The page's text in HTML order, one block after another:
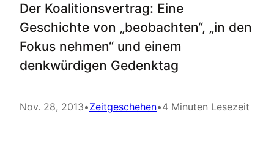
Der Koalitionsvertrag: Eine
Geschichte von „beobachten“, „in den
Fokus nehmen“ und einem
denkwürdigen Gedenktag
Nov. 28, 2013•Zeitgeschehen•4 Minuten Lesezeit